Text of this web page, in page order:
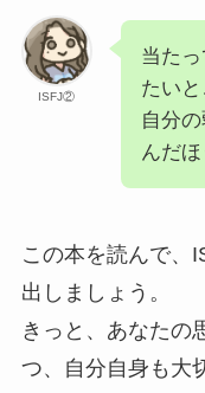
ISFJ②
当た
たいと
自分
んだほ
この本を読んで、
出しましょう。
きっと、あなたの
つ、自分自身も大